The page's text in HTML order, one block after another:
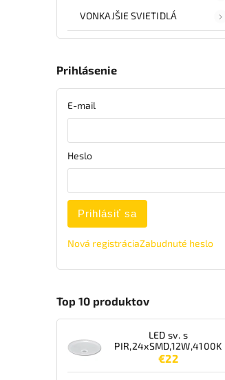
VONKAJŠIE SVIETIDLÁ
Prihlásenie
E-mail
Heslo
Prihlásiť sa
Nová registráciaZabudnuté heslo
Top 10 produktov
LED sv. s
PIR,24xSMD,12W,4100K
€22